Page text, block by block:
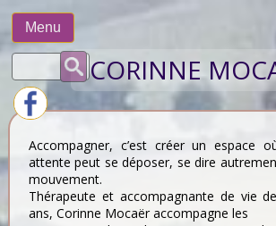
Menu
Rechercher : CORINNE
Accompagner, c’est créer un espace
attente peut se déposer, se dire
mouvement.
Thérapeute et accompagnante de vie
ans, Corinne Mocaër accompagne les